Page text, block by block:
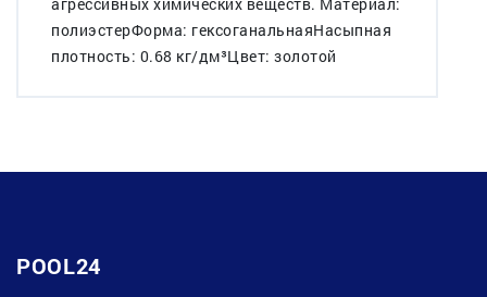
полиэстерФорма: гексоганальнаяНасыпная
плотность: 0.68 кг/дм³Цвет: золотой
POOL24